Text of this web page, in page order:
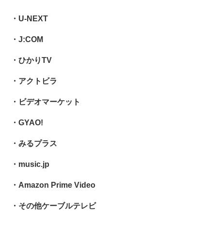
・U-NEXT
・J:COM
・ひかりTV
・アクトビラ
・ビデオマーケット
・GYAO!
・みるプラス
・music.jp
・Amazon Prime Video
・その他ケーブルテレビ